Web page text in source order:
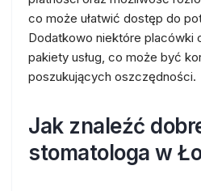
co może ułatwić dostęp do
Dodatkowo niektóre placówki
pakiety usług, co może być
poszukujących oszczędności.
Jak znaleźć
stomatologa w